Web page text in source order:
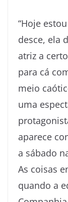
“Hoje
desce, ela
atriz a
para cá
meio
uma
aparece
a sábado
As coisas
quando a